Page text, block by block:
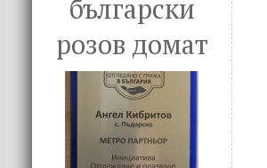
български
розов домат